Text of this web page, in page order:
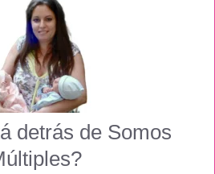
detrás de Somos